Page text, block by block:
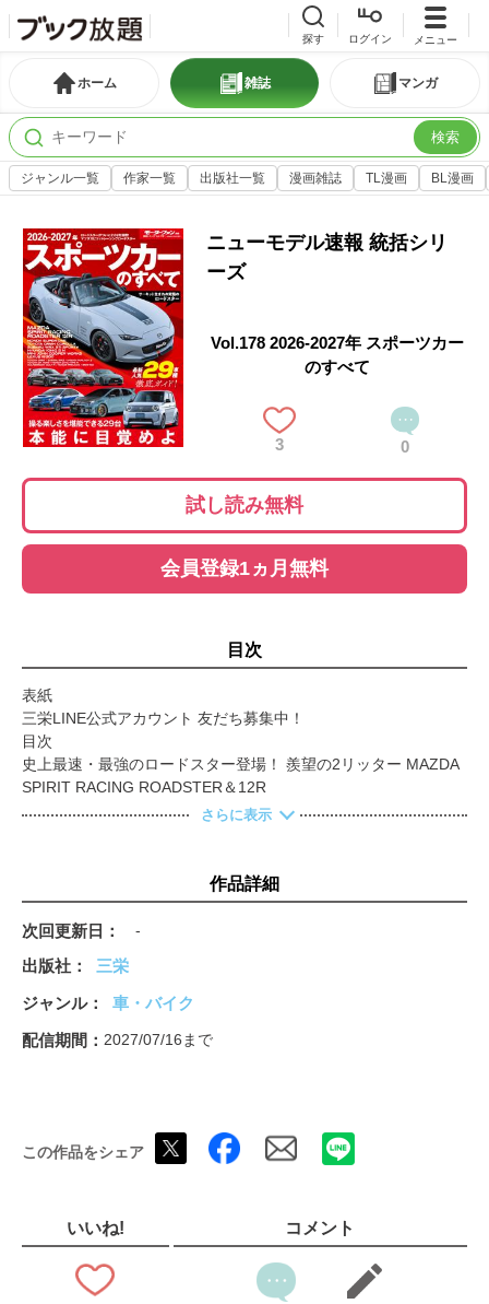
探す ログイン メニュー
ホーム 雑誌 マンガ
検索
ジャンル一覧 作家一覧 出版社一覧 漫画雑誌 TL漫画 BL漫画
ニューモデル速報 統括シリ
ーズ
Vol.178 2026-2027年 スポーツカー
のすべて
3 0
試し読み無料
会員登録1ヵ月無料
目次
表紙
三栄LINE公式アカウント 友だち募集中！
目次
史上最速・最強のロードスター登場！ 羨望の2リッター MAZDA
SPIRIT RACING ROADSTER＆12R
速さではなく操る愉しさを極めた一台 WRXに再び宿った“6速
TOYOTA GRMN COROLLA
PURE SPORT
MAZDA ROADSTER
TOYOTA GR86
SUBARU BRZ
NISSAN FAIRLADY Z
PORSCHE 718 CAYMAN
TOYOTA GR YARIS
TOYOTA GR COROLLA
HONDA CIVIC RS
NISSAN NOTE AURA NISMO
HYUNDAI IONIQ 5 N
MINI JOHN COOPER WORKS
さらに表示
作品詳細
次回更新日 -
出版社
三栄
ジャンル
車・バイク
配信期間
2027/07/16まで
この作品をシェア
いいね! コメント